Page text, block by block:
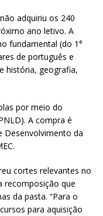
adquiriu os 240
ano letivo. A
fundamental (do 1°
de português e
história, geografia,
por meio do
A compra é
Desenvolvimento da
cortes relevantes no
recomposição que
da pasta. “Para o
para aquisição